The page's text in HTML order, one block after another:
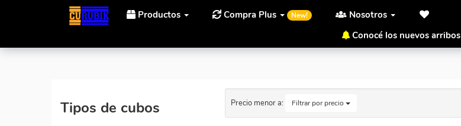
Productos Compra Plus New! Nosotros
Conocé los nuevos arribos
Tipos de cubos Precio menor a: Filtrar por precio